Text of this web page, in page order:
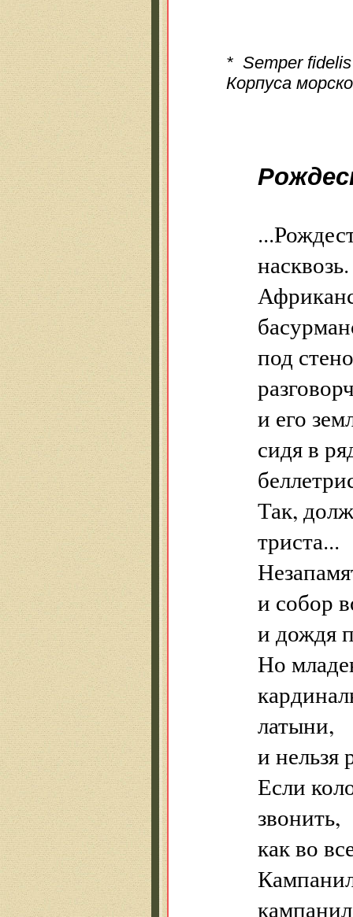
* Semper
Корпуса
насквозь.
под
и его
сидя в
Так,
триста...
и собор
и дождя
Но
латыни,
и нельзя
Если
звонить,
как во